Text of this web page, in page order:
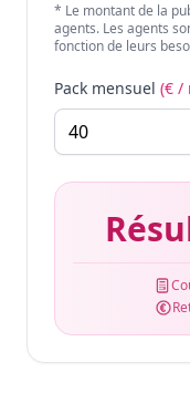
* Le montant de la
agents. Les agents
fonction de leurs
Pack mensuel (€ /